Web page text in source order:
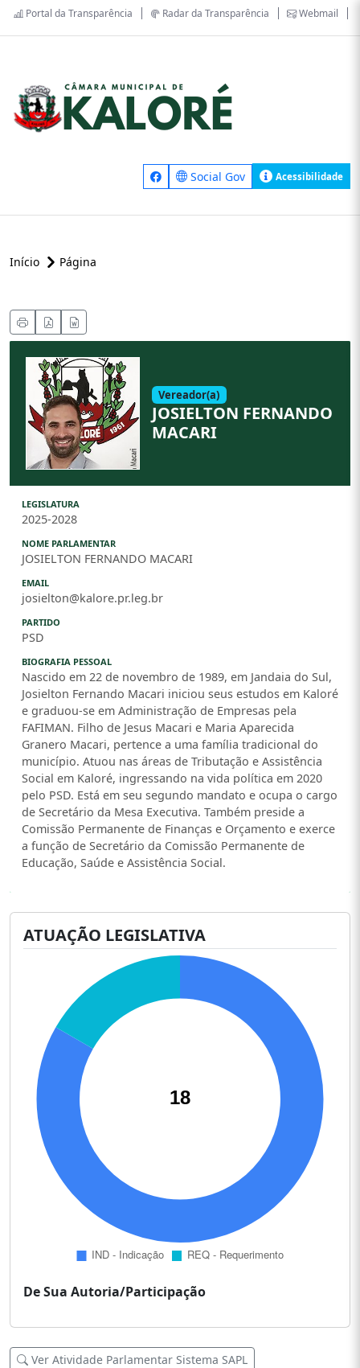
Portal da Transparência Radar da Transparência Webmail
Social Gov Acessibilidade
Início Página
Vereador(a)
JOSIELTON FERNANDO
MACARI
LEGISLATURA
2025-2028
NOME PARLAMENTAR
JOSIELTON FERNANDO MACARI
EMAIL
josielton@kalore.pr.leg.br
PARTIDO
PSD
BIOGRAFIA PESSOAL
Nascido em 22 de novembro de 1989, em Jandaia do Sul,
Josielton Fernando Macari iniciou seus estudos em Kaloré
e graduou-se em Administração de Empresas pela
FAFIMAN. Filho de Jesus Macari e Maria Aparecida
Granero Macari, pertence a uma família tradicional do
município. Atuou nas áreas de Tributação e Assistência
Social em Kaloré, ingressando na vida política em 2020
pelo PSD. Está em seu segundo mandato e ocupa o cargo
de Secretário da Mesa Executiva. Também preside a
Comissão Permanente de Finanças e Orçamento e exerce
a função de Secretário da Comissão Permanente de
Educação, Saúde e Assistência Social.
ATUAÇÃO LEGISLATIVA
De Sua Autoria/Participação
Ver Atividade Parlamentar Sistema SAPL